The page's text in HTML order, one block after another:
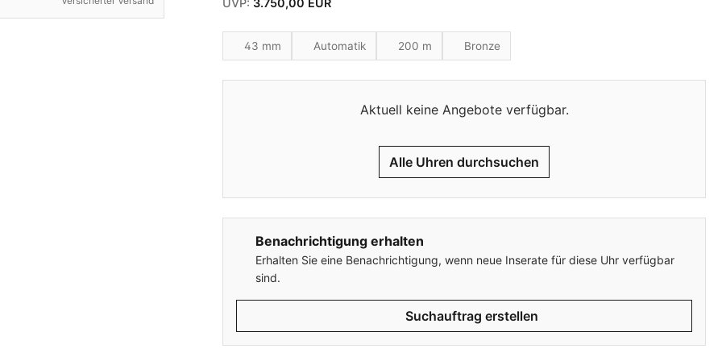
UVP: 3.750,00 EUR
43 mm Automatik 200 m Bronze
Aktuell keine Angebote verfügbar.
Alle Uhren durchsuchen
Benachrichtigung erhalten
Erhalten Sie eine Benachrichtigung, wenn neue Inserate für diese Uhr verfügbar
sind.
Suchauftrag erstellen